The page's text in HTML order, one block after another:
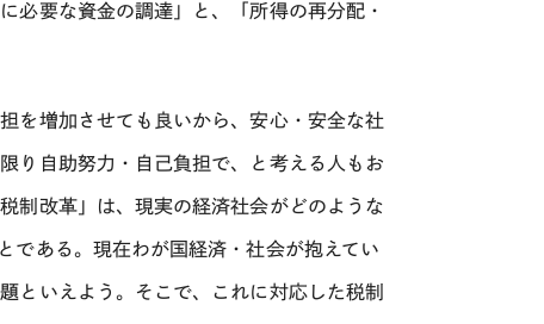
必要な資金の調達」と、「所得の再分配・
を増加させても良いから、安心・安全な社
り自助努力・自己負担で、と考える人もお
制改革」は、現実の経済社会がどのような
である。現在わが国経済・社会が抱えてい
といえよう。そこで、これに対応した税制